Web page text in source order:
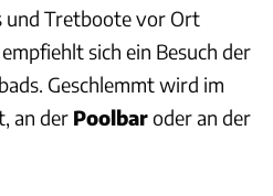
und Tretboote vor Ort
sich ein Besuch der
Geschlemmt wird im
an der Poolbaroder an der